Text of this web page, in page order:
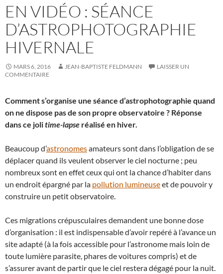
EN VIDÉO : SÉANCE
D’ASTROPHOTOGRAPHIE
HIVERNALE
MARS 6, 2016 JEAN-BAPTISTE FELDMANN
LAISSER UN
COMMENTAIRE
Comment s’organise une séance d’astrophotographie quand
on ne dispose pas de son propre observatoire ? Réponse
dans ce jolitime-lapse réalisé en hiver.
Beaucoup d’astronomesamateurs sont dans l’obligation de se
déplacer quand ils veulent observer le ciel nocturne ; peu
nombreux sont en effet ceux qui ont la chance d’habiter dans
un endroit épargné par la pollution lumineuseet de pouvoir y
construire un petit observatoire.
Ces migrations crépusculaires demandent une bonne dose
d’organisation : il est indispensable d’avoir repéré à l’avance un
site adapté (à la fois accessible pour l’astronome mais loin de
toute lumière parasite, phares de voitures compris) et de
s’assurer avant de partir que le ciel restera dégagé pour la nuit.